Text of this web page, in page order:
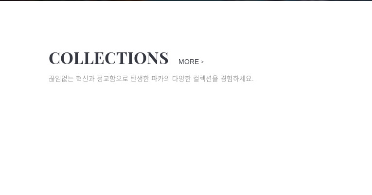
COLLECTIONS MORE >
끊임없는 혁신과 정교함으로 탄생한 파카의 다양한 컬렉션을 경험하세요.